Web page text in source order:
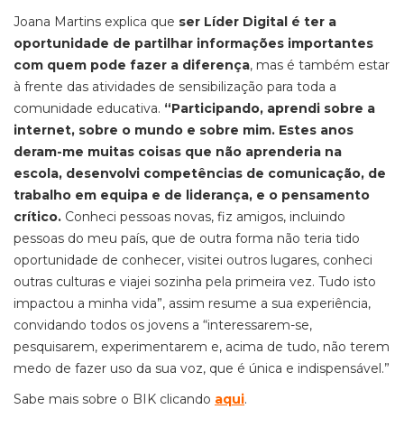
Joana Martins explica que ser Líder Digital é ter a
oportunidade de partilhar informações importantes
com quem pode fazer a diferença, mas é também estar
à frente das atividades de sensibilização para toda a
comunidade educativa. “Participando, aprendi sobre a
internet, sobre o mundo e sobre mim. Estes anos
deram-me muitas coisas que não aprenderia na
escola, desenvolvi competências de comunicação, de
trabalho em equipa e de liderança, e o pensamento
crítico. Conheci pessoas novas, fiz amigos, incluindo
pessoas do meu país, que de outra forma não teria tido
oportunidade de conhecer, visitei outros lugares, conheci
outras culturas e viajei sozinha pela primeira vez. Tudo isto
impactou a minha vida”, assim resume a sua experiência,
convidando todos os jovens a “interessarem-se,
pesquisarem, experimentarem e, acima de tudo, não terem
medo de fazer uso da sua voz, que é única e indispensável.”
Sabe mais sobre o BIK clicando aqui.